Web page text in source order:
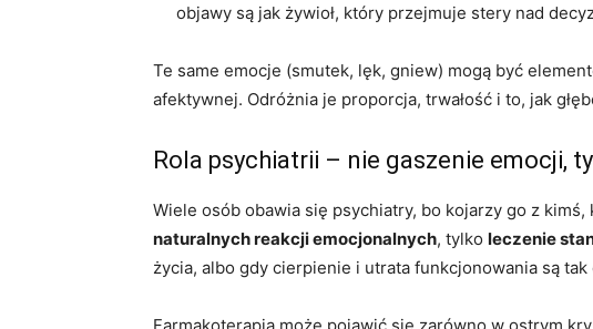
objawy są jak żywioł, który przejmuje stery nad
Te same emocje (smutek, lęk, gniew) mogą być
afektywnej. Odróżnia je proporcja, trwałość i to, jak
Rola psychiatrii – nie gaszenie emocji,
Wiele osób obawia się psychiatry, bo kojarzy go z kimś,
naturalnych reakcji emocjonalnych, tylko leczenie
życia, albo gdy cierpienie i utrata funkcjonowania są